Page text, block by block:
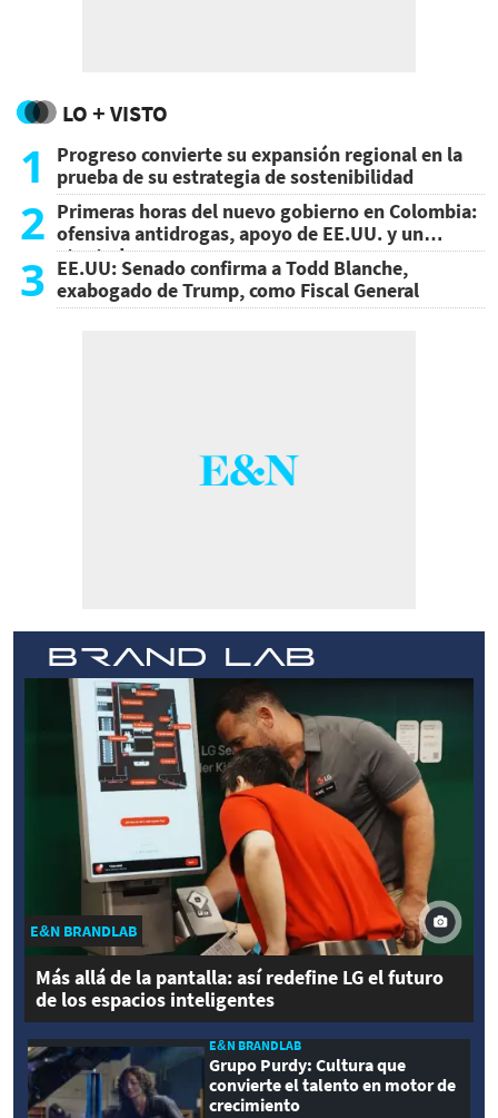
LO + VISTO
1
Progreso convierte su expansión regional en la
prueba de su estrategia de sostenibilidad
2 Primeras horas del nuevo gobierno en Colombia:
ofensiva antidrogas, apoyo de EE.UU. y un
atentado
3 EE.UU: Senado confirma a Todd Blanche,
exabogado de Trump, como Fiscal General
E&N BRANDLAB
Más allá de la pantalla: así redefine LG el futuro
de los espacios inteligentes
E&N BRANDLAB
Grupo Purdy: Cultura que
convierte el talento en motor de
crecimiento